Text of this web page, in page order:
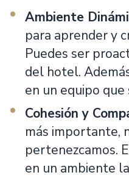
Ambiente
para aprender y
Puedes ser
del hotel.
en un equipo
Cohesión y
más importante,
pertenezcamos.
en un ambiente